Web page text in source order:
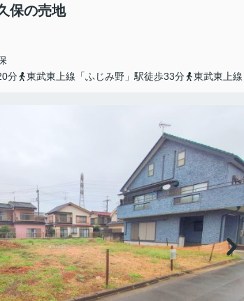
保の売地
分
東武東上線「ふじみ野」駅徒歩33分 東武東上